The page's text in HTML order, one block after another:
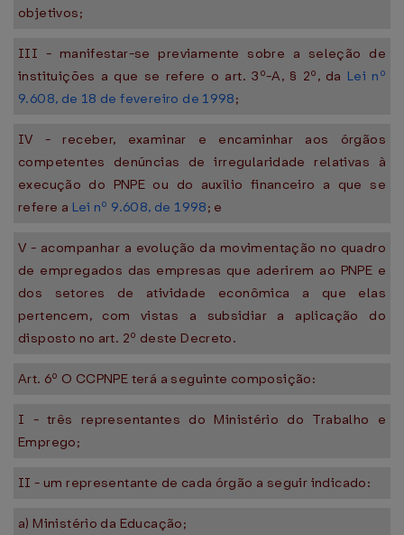
objetivos;
III - manifestar-se previamente sobre a seleção de
instituições a que se refere o art. 3º-A, § 2º, da Lei nº
9.608, de 18 de fevereiro de 1998;
IV - receber, examinar e encaminhar aos órgãos
competentes denúncias de irregularidade relativas à
execução do PNPE ou do auxílio financeiro a que se
refere a Lei nº 9.608, de 1998; e
V - acompanhar a evolução da movimentação no quadro
de empregados das empresas que aderirem ao PNPE e
dos setores de atividade econômica a que elas
pertencem, com vistas a subsidiar a aplicação do
disposto no art. 2º deste Decreto.
Art. 6º O CCPNPE terá a seguinte composição:
I - três representantes do Ministério do Trabalho e
Emprego;
II - um representante de cada órgão a seguir indicado:
a) Ministério da Educação;